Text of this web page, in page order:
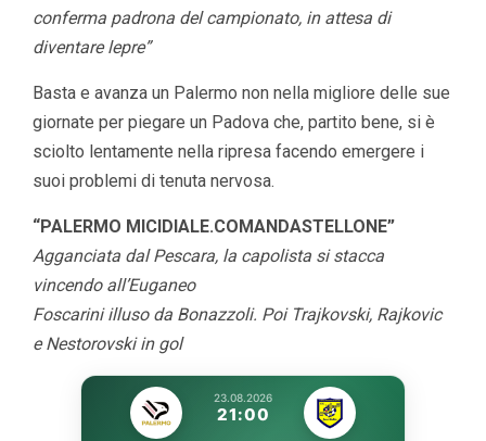
conferma padrona del campionato, in attesa di
diventare lepre”
Basta e avanza un Palermo non nella migliore delle sue
giornate per piegare un Padova che, partito bene, si è
sciolto lentamente nella ripresa facendo emergere i
suoi problemi di tenuta nervosa.
“PALERMO MICIDIALE.COMANDASTELLONE”
Agganciata dal Pescara, la capolista si stacca
vincendo all’Euganeo
Foscarini illuso da Bonazzoli. Poi Trajkovski, Rajkovic
e Nestorovski in gol
23.08.2026
21:00